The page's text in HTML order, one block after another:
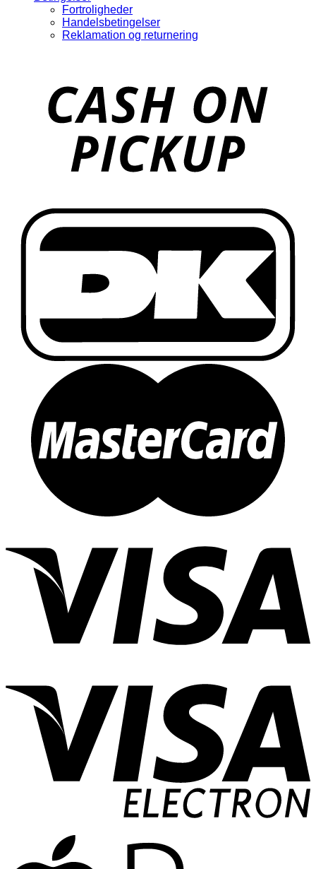
Fortroligheder
Handelsbetingelser
Reklamation og returnering